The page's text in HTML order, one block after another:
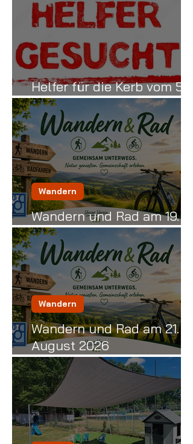
Helfer für die Kerb vom 5.–
7. September!
Wandern und Rad am 19.
August 2026 nach Obernau
Wandern
Wandern und Rad am 21.
August 2026
Rückersbacher Schlucht
Wandern